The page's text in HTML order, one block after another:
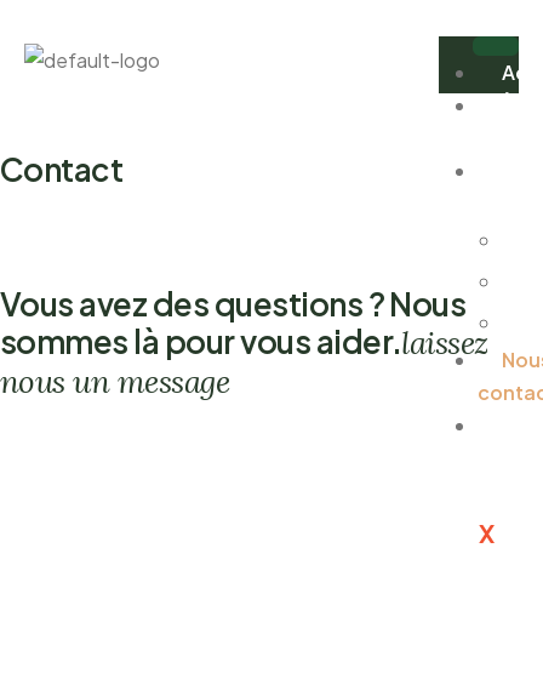
X
Contact
Vous avez des questions ? Nous
sommes là pour vous aider.laissez
nous un message